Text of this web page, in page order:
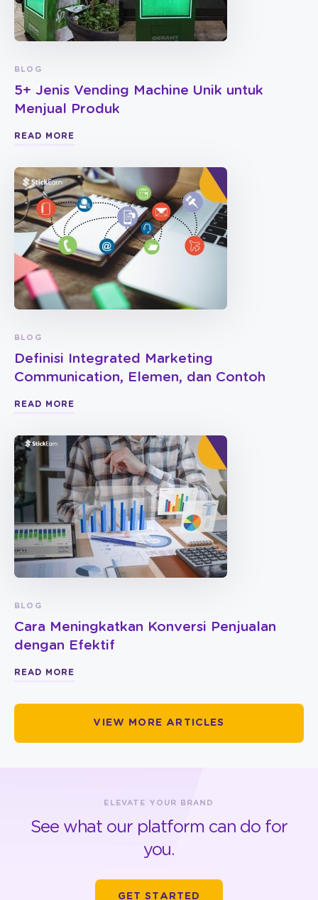
BLOG
5+ Jenis Vending Machine Unik untuk
Menjual Produk
READ MORE
BLOG
Definisi Integrated Marketing
Communication, Elemen, dan Contoh
READ MORE
BLOG
Cara Meningkatkan Konversi Penjualan
dengan Efektif
READ MORE
VIEW MORE ARTICLES
ELEVATE YOUR BRAND
See what our platform can do for
you.
GET STARTED